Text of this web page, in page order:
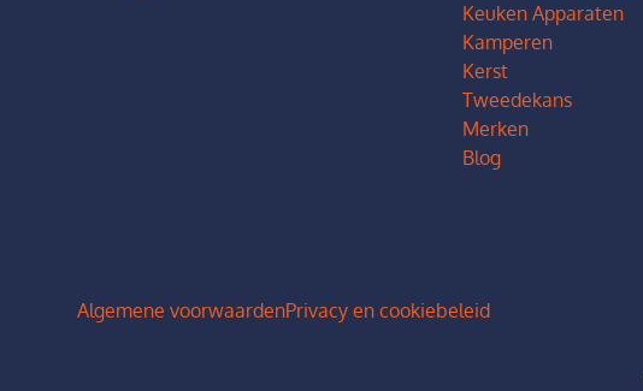
Keuken Apparaten
Kamperen
Kerst
Tweedekans
Merken
Blog
Algemene voorwaardenPrivacy en cookiebeleid